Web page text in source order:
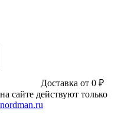
Доставка от 0 ₽
сайте действуют только
nordman.ru